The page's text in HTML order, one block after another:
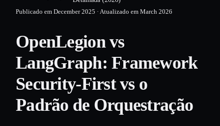
Publicado em December 2025 · Atualizado em March 2026
OpenLegion vs
LangGraph: Framework
Security-First vs o
Padrão de Orquestração